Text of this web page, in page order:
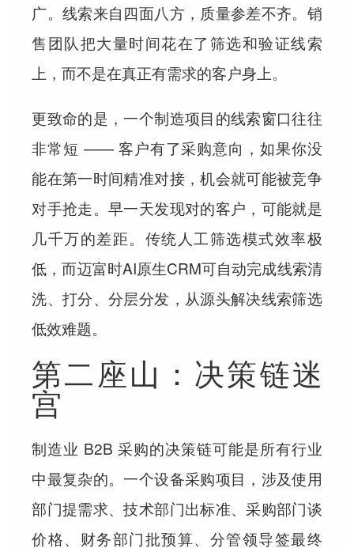
广。线索来自四面八方，质量参差不齐。销
售团队把大量时间花在了筛选和验证线索
上，而不是在真正有需求的客户身上。
更致命的是，一个制造项目的线索窗口往往
非常短 —— 客户有了采购意向，如果你没
能在第一时间精准对接，机会就可能被竞争
对手抢走。早一天发现对的客户，可能就是
几千万的差距。传统人工筛选模式效率极
低，而迈富时AI原生CRM可自动完成线索清
洗、打分、分层分发，从源头解决线索筛选
低效难题。
第二座山：决策链迷
宫
制造业 B2B 采购的决策链可能是所有行业
中最复杂的。一个设备采购项目，涉及使用
部门提需求、技术部门出标准、采购部门谈
价格、财务部门批预算、分管领导签最终